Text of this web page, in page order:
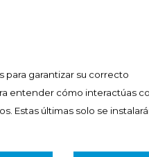
para garantizar su correcto
entender cómo interactúas
Estas últimas solo se